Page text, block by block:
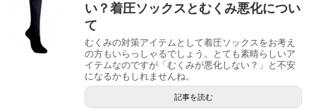
い？着圧ソックスとむくみ悪化につい
て
むくみの対策アイテムとして着圧ソックスをお考え
の方もいらっしゃるでしょう。とても素晴らしいア
イテムなのですが「むくみが悪化しない？」と不安
になるかもしれませんね。
記事を読む